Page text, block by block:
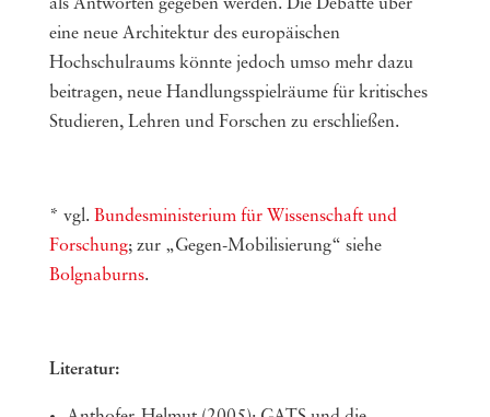
als Antworten gegeben werden. Die Debatte über
eine neue Architektur des europäischen
Hochschulraums könnte jedoch umso mehr dazu
beitragen, neue Handlungsspielräume für kritisches
Studieren, Lehren und Forschen zu erschließen.
* vgl. Bundesministerium für Wissenschaft und
Forschung; zur „Gegen-Mobilisierung“ siehe
Bolgnaburns.
Literatur: